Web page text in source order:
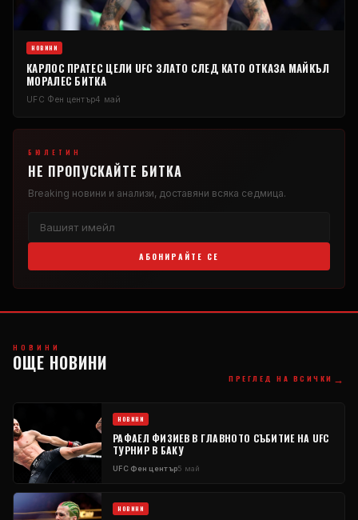
НОВИНИ
КАРЛОС ПРАТЕС ЦЕЛИ UFC ЗЛАТО СЛЕД КАТО ОТКАЗА МАЙКЪЛ
МОРАЛЕС БИТКА
UFC Фен център4 май
БЮЛЕТИН
НЕ ПРОПУСКАЙТЕ БИТКА
Breaking новини и анализи, доставяни всяка седмица.
АБОНИРАЙТЕ СЕ
НОВИНИ
ОЩЕ НОВИНИ
ПРЕГЛЕД НА ВСИЧКИ →
НОВИНИ
РАФАЕЛ ФИЗИЕВ В ГЛАВНОТО СЪБИТИЕ НА UFC
ТУРНИР В БАКУ
UFCФен център5 май
НОВИНИ